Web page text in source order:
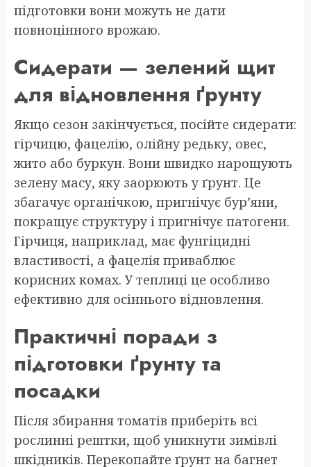
підготовки вони можуть не дати
повноцінного врожаю.
Сидерати — зелений щит
для відновлення ґрунту
Якщо сезон закінчується, посійте сидерати:
гірчицю, фацелію, олійну редьку, овес,
жито або буркун. Вони швидко нарощують
зелену масу, яку заорюють у ґрунт. Це
збагачує органічкою, пригнічує бур’яни,
покращує структуру і пригнічує патогени.
Гірчиця, наприклад, має фунгіцидні
властивості, а фацелія приваблює
корисних комах. У теплиці це особливо
ефективно для осіннього відновлення.
Практичні поради з
підготовки ґрунту та
посадки
Після збирання томатів приберіть всі
рослинні рештки, щоб уникнути зимівлі
шкідників. Перекопайте ґрунт на багнет